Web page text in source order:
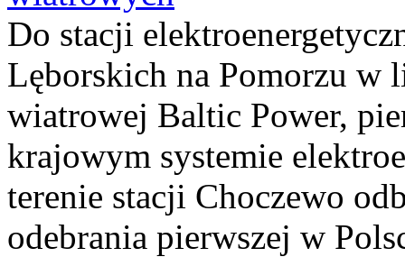
Do stacji
Lęborskich na Pomorzu w
wiatrowej Baltic Power,
krajowym systemie
terenie stacji Choczewo
odebrania pierwszej w